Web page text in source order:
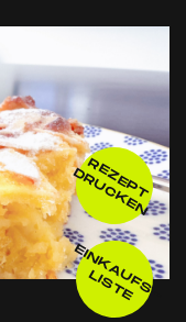
R
E
Z
E
P
T
D
R
U
C
K
E
N
E
IN
K
A
U
F
S
-
L
IS
T
E